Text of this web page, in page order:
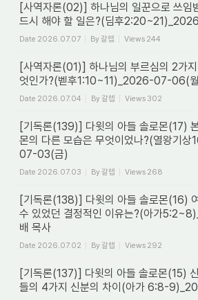
[사역자론(02)] 하나님의 일꾼으로 쓰임
드시 해야 할 일은?(딤후
Date 2026.07.07 By갈렙 Views 244
[사역자론(01)] 하나님의 부르심의 2가
엇인가?(벧후1:10~11)_2026-07-06(
Date 2026.07.04 By갈렙 Views 302
[기독론(139)] 다윗의 아들 솔로몬(17)
몬의 다른 모습은 무엇이었나?(열왕기
07-03(금)
Date 2026.07.03 By갈렙 Views 268
[기독론(138)] 다윗의 아들 솔로몬(16)
수 있었던 결정적인 이유는?(아가
배 목사
Date 2026.07.02 By갈렙 Views 292
[기독론(137)] 다윗의 아들 솔로몬(15)
들의 4가지 신분의 차이(아가 6:8-